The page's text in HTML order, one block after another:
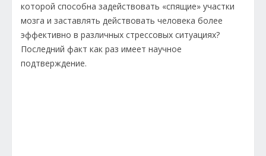
которой способна задействовать «спящие» участки
мозга и заставлять действовать человека более
эффективно в различных стрессовых ситуациях?
Последний факт как раз имеет научное
подтверждение.